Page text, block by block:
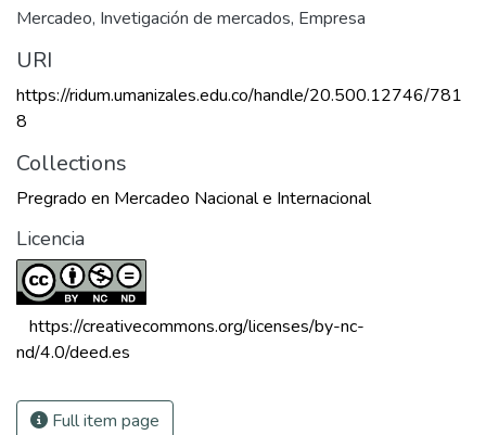
Mercadeo, Invetigación de mercados, Empresa
URI
https://ridum.umanizales.edu.co/handle/20.500.12746/781
8
Collections
Pregrado en Mercadeo Nacional e Internacional
Licencia
https://creativecommons.org/licenses/by-nc-
nd/4.0/deed.es
Full item page